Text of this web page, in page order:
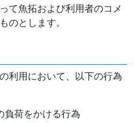
て魚拓および利用者のコメ
のとします。
利用において、以下の行為
負荷をかける行為